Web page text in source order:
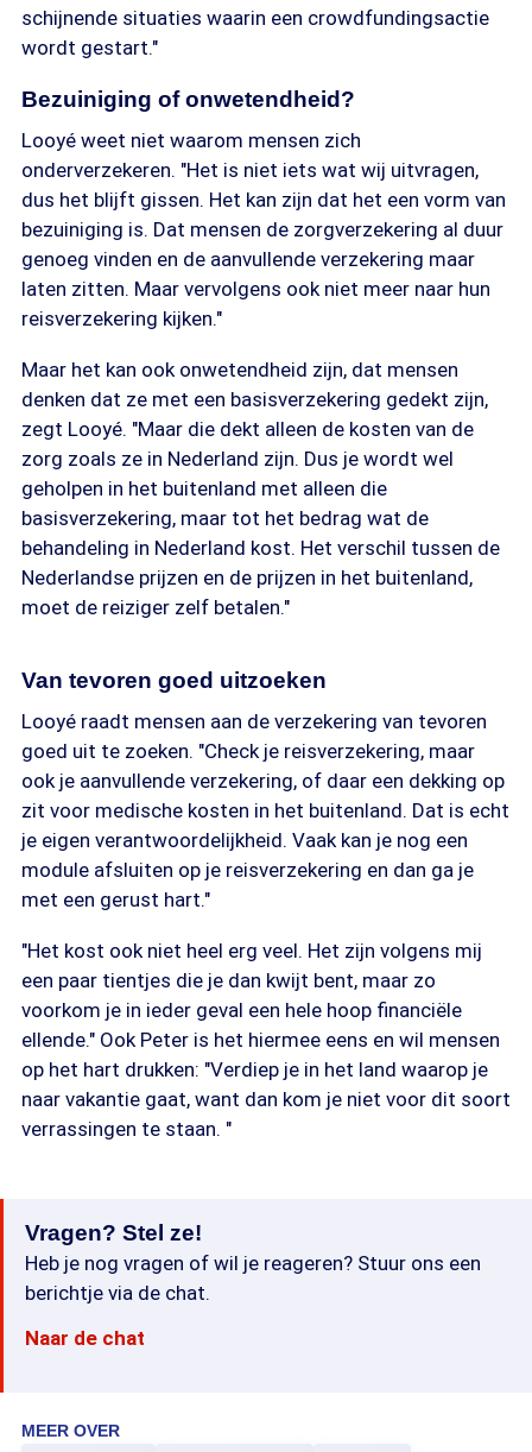
schijnende situaties waarin een crowdfundingsactie
wordt gestart."
Bezuiniging of onwetendheid?
Looyé weet niet waarom mensen zich
onderverzekeren. "Het is niet iets wat wij uitvragen,
dus het blijft gissen. Het kan zijn dat het een vorm van
bezuiniging is. Dat mensen de zorgverzekering al duur
genoeg vinden en de aanvullende verzekering maar
laten zitten. Maar vervolgens ook niet meer naar hun
reisverzekering kijken."
Maar het kan ook onwetendheid zijn, dat mensen
denken dat ze met een basisverzekering gedekt zijn,
zegt Looyé. "Maar die dekt alleen de kosten van de
zorg zoals ze in Nederland zijn. Dus je wordt wel
geholpen in het buitenland met alleen die
basisverzekering, maar tot het bedrag wat de
behandeling in Nederland kost. Het verschil tussen de
Nederlandse prijzen en de prijzen in het buitenland,
moet de reiziger zelf betalen."
Van tevoren goed uitzoeken
Looyé raadt mensen aan de verzekering van tevoren
goed uit te zoeken. "Check je reisverzekering, maar
ook je aanvullende verzekering, of daar een dekking op
zit voor medische kosten in het buitenland. Dat is echt
je eigen verantwoordelijkheid. Vaak kan je nog een
module afsluiten op je reisverzekering en dan ga je
met een gerust hart."
"Het kost ook niet heel erg veel. Het zijn volgens mij
een paar tientjes die je dan kwijt bent, maar zo
voorkom je in ieder geval een hele hoop financiële
ellende." Ook Peter is het hiermee eens en wil mensen
op het hart drukken: "Verdiep je in het land waarop je
naar vakantie gaat, want dan kom je niet voor dit soort
verrassingen te staan. "
Vragen? Stel ze!
Heb je nog vragen of wil je reageren? Stuur ons een
berichtje via de chat.
Naar de chat
MEER OVER